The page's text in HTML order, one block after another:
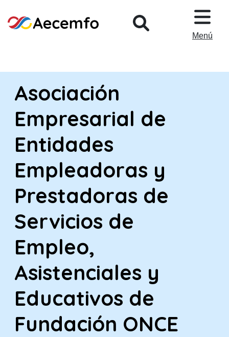
Menú
Asociación
Empresarial de
Entidades
Empleadoras y
Prestadoras de
Servicios de
Empleo,
Asistenciales y
Educativos de
Fundación ONCE